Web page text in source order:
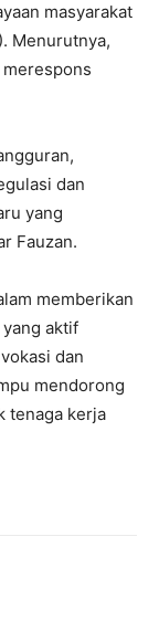
masyarakat
Menurutnya,
dan
yang
Fauzan.
memberikan
aktif
dan
mendorong
tenaga kerja